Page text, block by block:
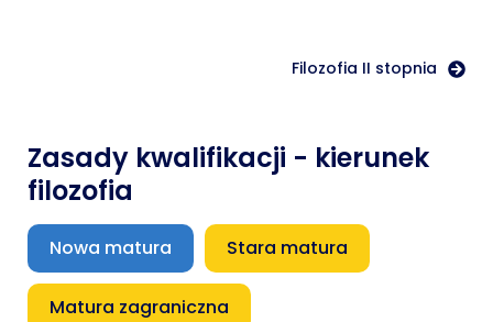
Filozofia II stopnia
Zasady kwalifikacji - kierunek
filozofia
Nowa matura Stara matura
Matura zagraniczna